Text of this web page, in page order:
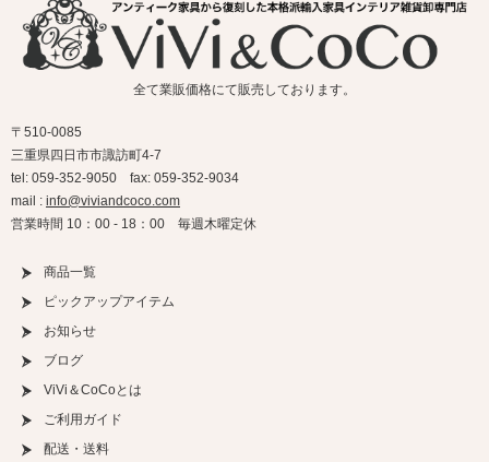
全て業販価格にて販売しております。
〒510-0085
三重県四日市市諏訪町4-7
tel: 059-352-9050 fax: 059-352-9034
mail : info@viviandcoco.com
営業時間 10：00 - 18：00 毎週木曜定休
商品一覧
ピックアップアイテム
お知らせ
ブログ
ViVi＆CoCoとは
ご利用ガイド
配送・送料